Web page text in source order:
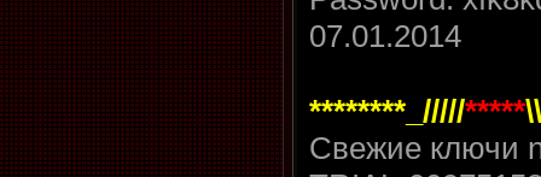
07.01.2014
********_/////*****
Свежие ключи